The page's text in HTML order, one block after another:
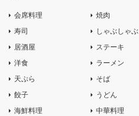
会席料理
寿司
居酒屋
洋食
天ぷら
餃子
海鮮料理
焼肉
しゃぶしゃぶ
ステーキ
ラーメン
そば
うどん
中華料理